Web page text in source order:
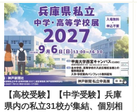
【高校受験】【中学受験】兵庫
県内の私立31校が集結、個別相